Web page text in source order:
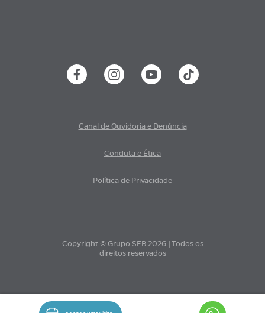
Copyright © Grupo SEB 2026 | Todos os
direitos reservados
Política de Privacidade
Conduta e Ética
Canal de Ouvidoria e Denúncia